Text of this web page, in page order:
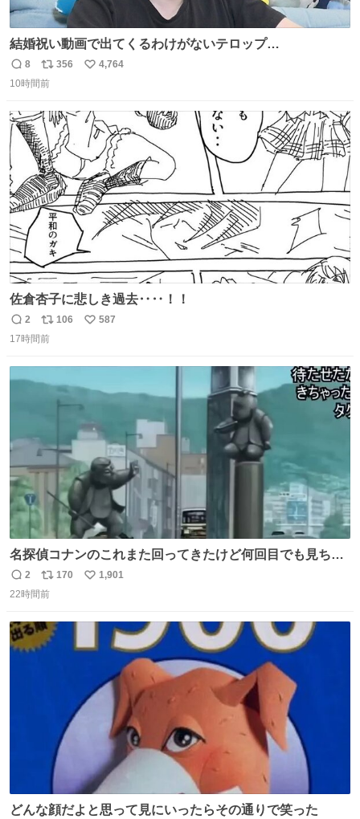
結婚祝い動画で出てくるわけがないテロップ
youtu.be/4pJ7U22AYtw
返
信
8
リ
ポ
ト
数
356
い
数
4,764
10時間前
佐倉杏子に悲しき過去‥‥！！
返
信
2
リ
ポ
106
い
587
17時間前
名探偵コナンのこれまた回ってきたけど何回目でも見ちゃ
う魔力あるのよな
返
信
2
リ
ポ
ト
数
170
い
1,901
22時間前
どんな顔だよと思って見にいったらその通りで笑った